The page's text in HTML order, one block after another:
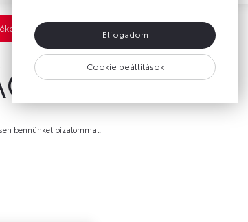
kapcsolatban
bennünket bizalommal!
Elfogadom
Cookie beállítások